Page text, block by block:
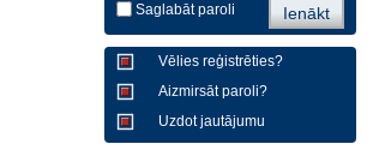
Saglabāt paroli
Vēlies reģistrēties?
Aizmirsāt paroli?
Uzdot jautājumu